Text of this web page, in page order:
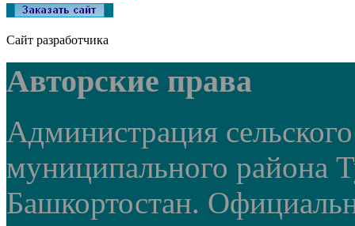
Сайт разработчика
Авторские права
Администрация
муниципального района
Башкортостан.